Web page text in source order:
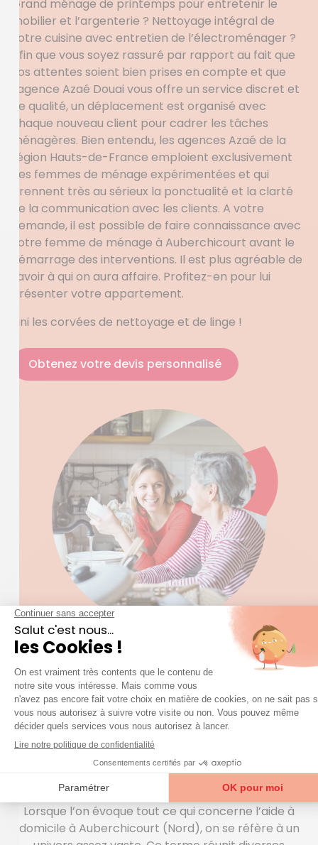
Grand ménage de printemps pour entretenir le
mobilier et l’argenterie ? Nettoyage intégral de
votre cuisine avec entretien de l’électroménager ?
Afin que vous soyez rassuré par rapport au fait que
vos attentes soient bien prises en compte et que
l’agence Azaé Douai vous offre un service discret et
de qualité, un déplacement est organisé avec
chaque nouveau client pour cadrer les tâches
ménagères. Bien entendu, les agences Azaé de la
région Hauts-de-France emploient exclusivement
des femmes de ménage expérimentées et qui
prennent très au sérieux la ponctualité et la clarté
de la communication avec les clients. A votre
demande, il est possible de faire connaissance avec
votre femme de ménage à Auberchicourt avant le
démarrage des interventions. Il est plus agréable de
savoir à qui on aura affaire. Profitez-en pour lui
présenter votre appartement.
Fini les corvées de nettoyage et de linge !
Obtenez votre devis personnalisé
LE MÉNAGE ET L’ENTRETIEN DE VOTRE
DOMICILE
Optez pour l’aide à
domicile à Auberchicourt
Lorsque l’on évoque tout ce qui concerne l’aide à
domicile à Auberchicourt (Nord), on se réfère à un